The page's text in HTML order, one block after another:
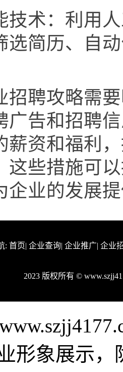
技术：利用
选简历、自
招聘攻略需
广告和招聘
薪资和福利
这些措施可
企业的发展
: 首页| 企业查询| 企业推广| 企业
2023 版权所有 ©
形象展示